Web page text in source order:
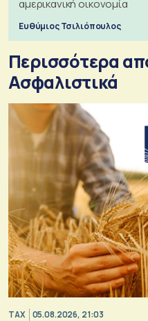
αμερικανική οικονομία
Ευθύμιος Τσιλιόπουλος
Περισσότερα
Ασφαλιστικά
TAX 05.08.2026, 21:03